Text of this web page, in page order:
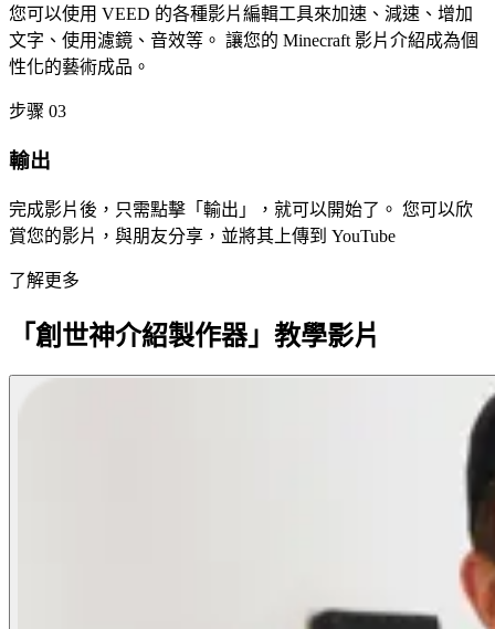
您可以使用 VEED 的各種影片編輯工具來加速、減速、增加
文字、使用濾鏡、音效等。 讓您的 Minecraft 影片介紹成為個
性化的藝術成品。
步骤 03
輸出
完成影片後，只需點擊「輸出」，就可以開始了。 您可以欣
賞您的影片，與朋友分享，並將其上傳到 YouTube
了解更多
「創世神介紹製作器」教學影片